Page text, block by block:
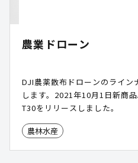
農業ドローン
DJI農薬散布ドローンのライン
します。2021年10月1日新商
T30をリリースしました。
農林水産